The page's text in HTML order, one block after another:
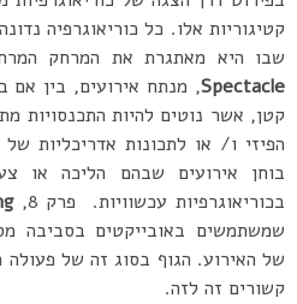
קטיגוריות אלו. כל כוריאוגרפיה
שבו היא מאתגרת את המרחק
Spectacle, מנתח אירועים, בין אם
קטן, אשר נוטים להיות התכנסויות
הפיזי ו/ או לתכונות אדריכליות
בוחן אירועים שבהם הליכה או
בכוריאוגרפיות עכשוויות. פרק 8,
שמשתמשים באובייקטים בסביבה
של האירוע. הגוף בסוג זה של
קשורים זה לזה.